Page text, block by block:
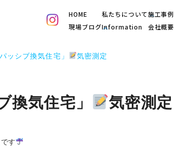
HOME
現場ブログ
私たちについて
Information
施工事例
会社概要
ッシブ換気住宅」 気密測定
換気住宅」 気密測定
す